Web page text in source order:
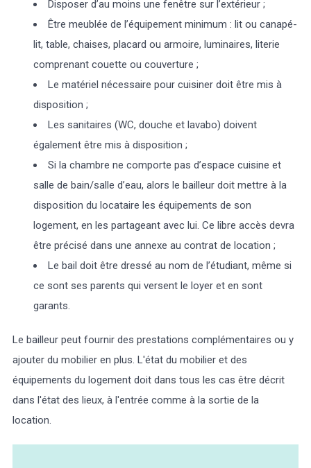
Disposer d’au moins une fenêtre sur l’extérieur ;
Être meublée de l’équipement minimum : lit ou canapé-
lit, table, chaises, placard ou armoire, luminaires, literie
comprenant couette ou couverture ;
Le matériel nécessaire pour cuisiner doit être mis à
disposition ;
Les sanitaires (WC, douche et lavabo) doivent
également être mis à disposition ;
Si la chambre ne comporte pas d’espace cuisine et
salle de bain/salle d’eau, alors le bailleur doit mettre à la
disposition du locataire les équipements de son
logement, en les partageant avec lui. Ce libre accès devra
être précisé dans une annexe au contrat de location ;
Le bail doit être dressé au nom de l’étudiant, même si
ce sont ses parents qui versent le loyer et en sont
garants.
Le bailleur peut fournir des prestations complémentaires ou y
ajouter du mobilier en plus. L'état du mobilier et des
équipements du logement doit dans tous les cas être décrit
dans l'état des lieux, à l'entrée comme à la sortie de la
location.